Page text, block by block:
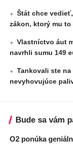
Štát chce
zákon, ktorý mu to
Vlastníctvo áut
navrhli sumu 149
Tankovali ste
nevyhovujúce
Bude sa vám
O2 ponúka